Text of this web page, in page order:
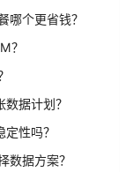
哪个更省钱？
？
据计划？
性吗？
数据方案？